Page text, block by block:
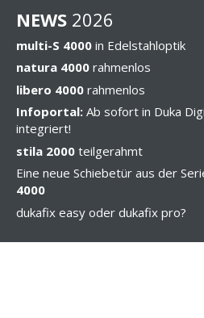
NEWS 2026
multi-S 4000 in Edelstahloptik
natura 4000 rahmenlos
libero 4000 rahmenlos
Infoportal: Ab sofort in Duka
integriert!
stila 2000 teilgerahmt
Eine neue Schiebetür aus der
4000
dukafix easy oder dukafix pro?